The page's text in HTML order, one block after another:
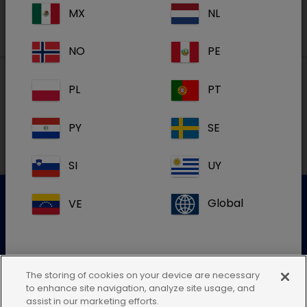
For mere information kontakt venligst vores kundeservice
Send en elektronisk forespørgsel
MX NL
NO PE
PL PT
PY SE
SI UY
VE Global
Hvis du ikke kan finde din landeadresse,
The storing of cookies on your device are necessary
to enhance site navigation, analyze site usage, and
assist in our marketing efforts.